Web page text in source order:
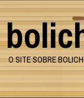
Skip
to
content
O SITE SOBRE